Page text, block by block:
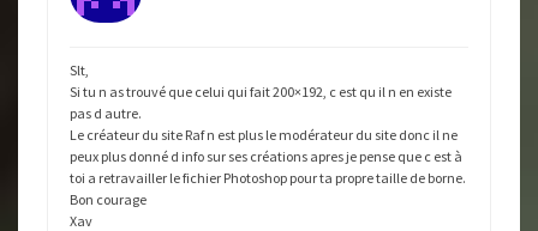
Slt,
Si tu n as trouvé que celui qui fait 200×192, c est qu il n en existe
pas d autre.
Le créateur du site Raf n est plus le modérateur du site donc il ne
peux plus donné d info sur ses créations apres je pense que c est à
toi a retravailler le fichier Photoshop pour ta propre taille de borne.
Bon courage
Xav